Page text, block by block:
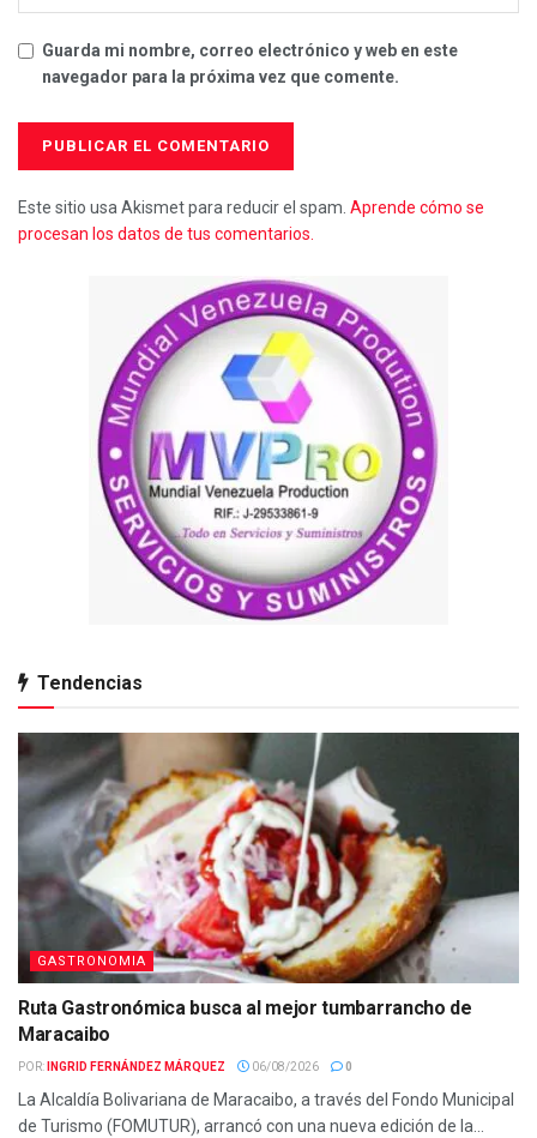
Guarda mi nombre, correo electrónico y web en este
navegador para la próxima vez que comente.
Este sitio usa Akismet para reducir el spam. Aprende cómo se
procesan los datos de tus comentarios.
Tendencias
GASTRONOMIA
Ruta Gastronómica busca al mejor tumbarrancho de
Maracaibo
POR: INGRID FERNÁNDEZ MÁRQUEZ 06/08/2026 0
La Alcaldía Bolivariana de Maracaibo, a través del Fondo Municipal
de Turismo (FOMUTUR), arrancó con una nueva edición de la...